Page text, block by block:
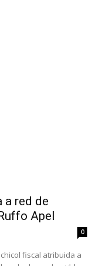
a red de
Apel
0
fiscal atribuida a